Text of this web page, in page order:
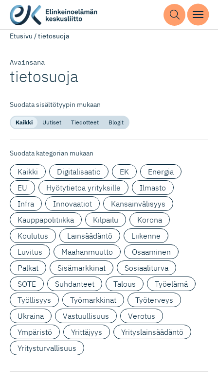
Etusivu /tietosuoja
Avainsana
tietosuoja
Suodata sisältötyypin mukaan
Kaikki Uutiset Tiedotteet Blogit
Suodata kategorian mukaan
Kaikki Digitalisaatio EK
Energia
EU
Hyötytietoa yrityksille
Ilmasto
Infra
Innovaatiot
Kansainvälisyys
Kauppapolitiikka
Kilpailu
Korona
Koulutus
Lainsäädäntö
Liikenne
Luvitus
Maahanmuutto
Osaaminen
Palkat
Sisämarkkinat
Sosiaaliturva
SOTE
Suhdanteet Talous
Työelämä
Työllisyys
Työmarkkinat
Työterveys
Ukraina
Vastuullisuus
Verotus
Ympäristö
Yrittäjyys
Yrityslainsäädäntö
Yritysturvallisuus